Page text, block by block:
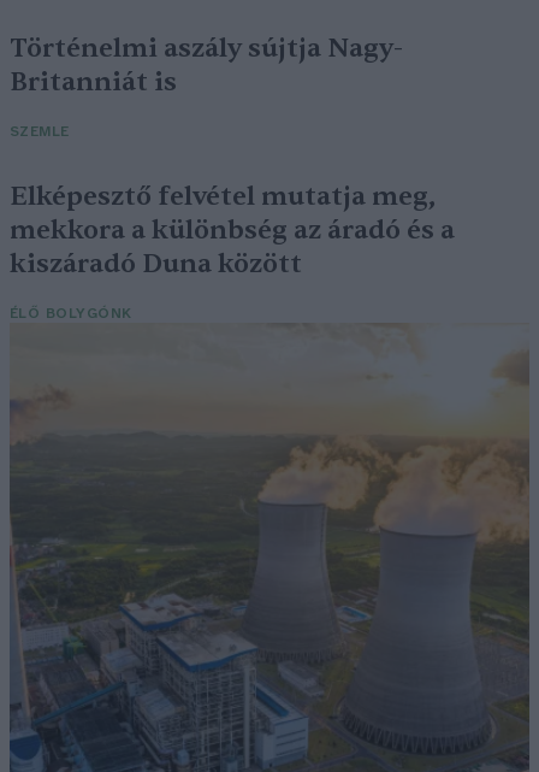
Történelmi aszály sújtja Nagy-
Britanniát is
SZEMLE
Elképesztő felvétel mutatja meg,
mekkora a különbség az áradó és a
kiszáradó Duna között
ÉLŐ BOLYGÓNK